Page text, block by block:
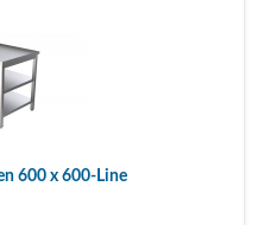
600 x 600-Line